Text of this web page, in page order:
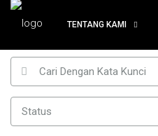
TENTANG KAMI
Status